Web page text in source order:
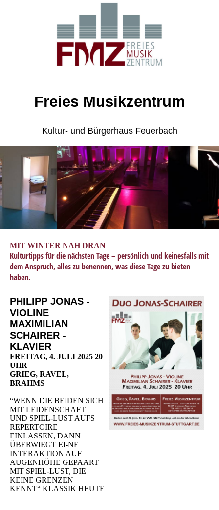
Freies Musikzentrum
Kultur- und Bürgerhaus Feuerbach
MIT WINTER NAH DRAN
Kulturtipps für die nächsten Tage – persönlich und keinesfalls mit
dem Anspruch, alles zu benennen, was diese Tage zu bieten
haben.
PHILIPP JONAS -
VIOLINE
MAXIMILIAN
SCHAIRER -
KLAVIER
FREITAG, 4. JULI 2025 20
UHR
GRIEG, RAVEL,
BRAHMS
“WENN DIE BEIDEN SICH
MIT LEIDENSCHAFT
UND SPIEL-LUST AUFS
REPERTOIRE
EINLASSEN, DANN
ÜBERWIEGT EI-NE
INTERAKTION AUF
AUGENHÖHE GEPAART
MIT SPIEL-LUST, DIE
KEINE GRENZEN
KENNT“ KLASSIK HEUTE